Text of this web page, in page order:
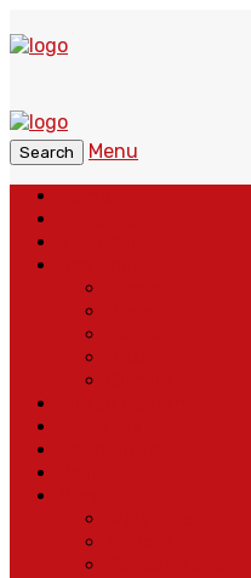
Search
Menu